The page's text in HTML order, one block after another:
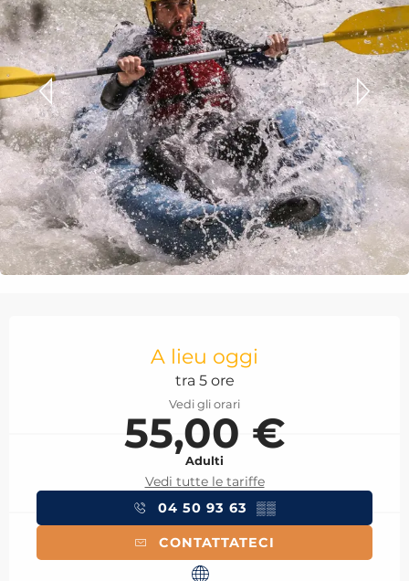
A lieu oggi
tra 5 ore
Vedi gli orari
55,00 €
Adulti
Vedi tutte le tariffe
04 50 93 63 ▒▒
CONTATTATECI